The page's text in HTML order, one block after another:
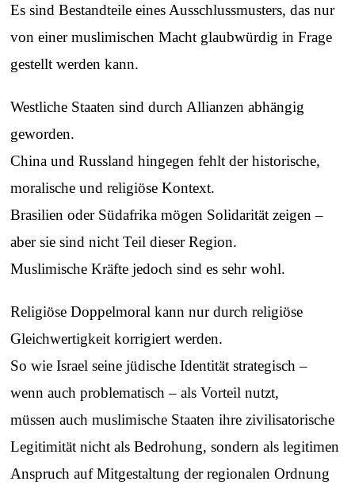
Es sind Bestandteile eines Ausschlussmusters, das nur
von einer muslimischen Macht glaubwürdig in Frage
gestellt werden kann.
Westliche Staaten sind durch Allianzen abhängig
geworden.
China und Russland hingegen fehlt der historische,
moralische und religiöse Kontext.
Brasilien oder Südafrika mögen Solidarität zeigen –
aber sie sind nicht Teil dieser Region.
Muslimische Kräfte jedoch sind es sehr wohl.
Religiöse Doppelmoral kann nur durch religiöse
Gleichwertigkeit korrigiert werden.
So wie Israel seine jüdische Identität strategisch –
wenn auch problematisch – als Vorteil nutzt,
müssen auch muslimische Staaten ihre zivilisatorische
Legitimität nicht als Bedrohung, sondern als legitimen
Anspruch auf Mitgestaltung der regionalen Ordnung